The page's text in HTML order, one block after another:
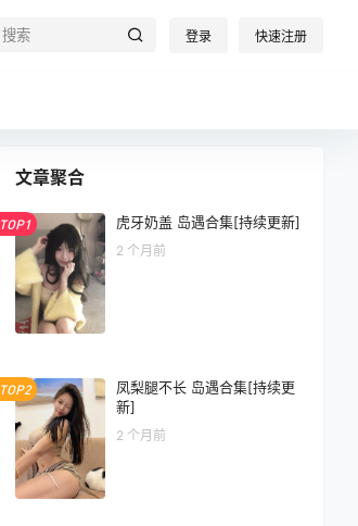
登录 快速注册
文章聚合
TOP1 虎牙奶盖 岛遇合集[持续更新]
2 个月前
TOP2
凤梨腿不长 岛遇合集[持续更
新]
2 个月前